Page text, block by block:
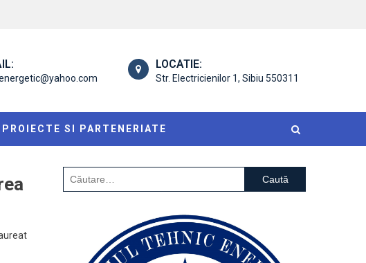
LOCATIE:
Str. Electricienilor 1, Sibiu 550311
PROIECTE SI PARTENERIATE
Caută
după: